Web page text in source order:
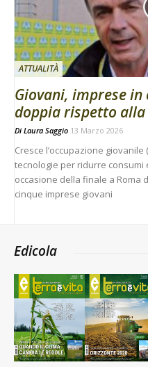
ATTUALITÀ
Giovani, imprese
doppia rispetto alla
Di Laura Saggio 13 Marzo 2026
Cresce l’occupazione giovanile
tecnologie per ridurre consumi
occasione della finale a Roma
cinque imprese giovani
Edicola